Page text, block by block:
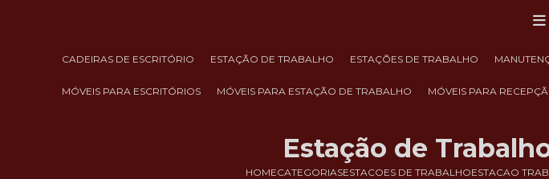
CADEIRAS DE ESCRITÓRIO ESTAÇÃO DE TRABALHO ESTAÇÕES DE TRABALHO
MÓVEIS PARA ESCRITÓRIOS MÓVEIS PARA ESTAÇÃO DE TRABALHO MÓVEIS PARA
HOMECATEGORIASESTACOES DE TRABALHOESTACAO
Estação de